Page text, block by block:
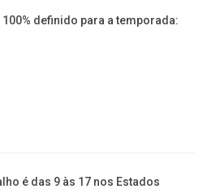
definido para a temporada:
é das 9 às 17 nos Estados